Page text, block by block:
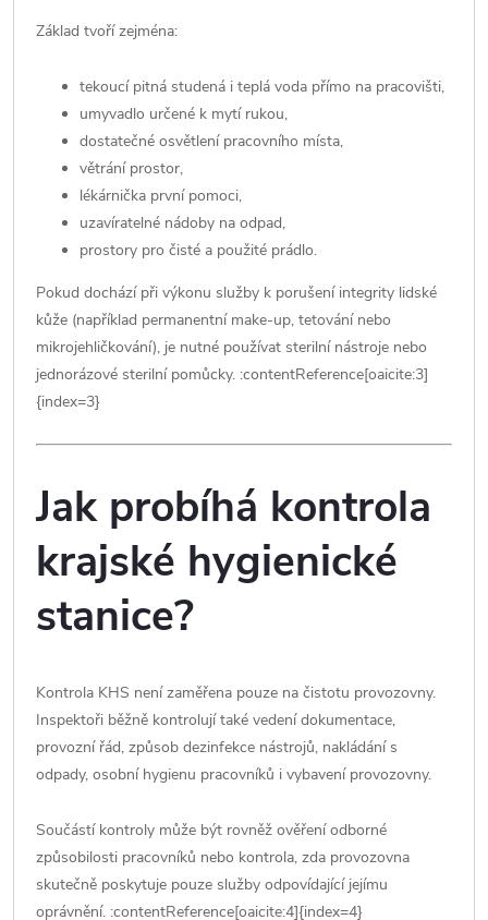
Základ tvoří zejména:
tekoucí pitná studená i teplá voda přímo na pracovišti,
umyvadlo určené k mytí rukou,
dostatečné osvětlení pracovního místa,
větrání prostor,
lékárnička první pomoci,
uzavíratelné nádoby na odpad,
prostory pro čisté a použité prádlo.
Pokud dochází při výkonu služby k porušení integrity lidské
kůže (například permanentní make-up, tetování nebo
mikrojehličkování), je nutné používat sterilní nástroje nebo
jednorázové sterilní pomůcky. :contentReference[oaicite:3]
{index=3}
Jak probíhá kontrola
krajské hygienické
stanice?
Kontrola KHS není zaměřena pouze na čistotu provozovny.
Inspektoři běžně kontrolují také vedení dokumentace,
provozní řád, způsob dezinfekce nástrojů, nakládání s
odpady, osobní hygienu pracovníků i vybavení provozovny.
Součástí kontroly může být rovněž ověření odborné
způsobilosti pracovníků nebo kontrola, zda provozovna
skutečně poskytuje pouze služby odpovídající jejímu
oprávnění. :contentReference[oaicite:4]{index=4}